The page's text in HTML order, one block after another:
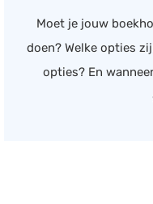
Moet je jouw
doen? Welke opties
opties? En